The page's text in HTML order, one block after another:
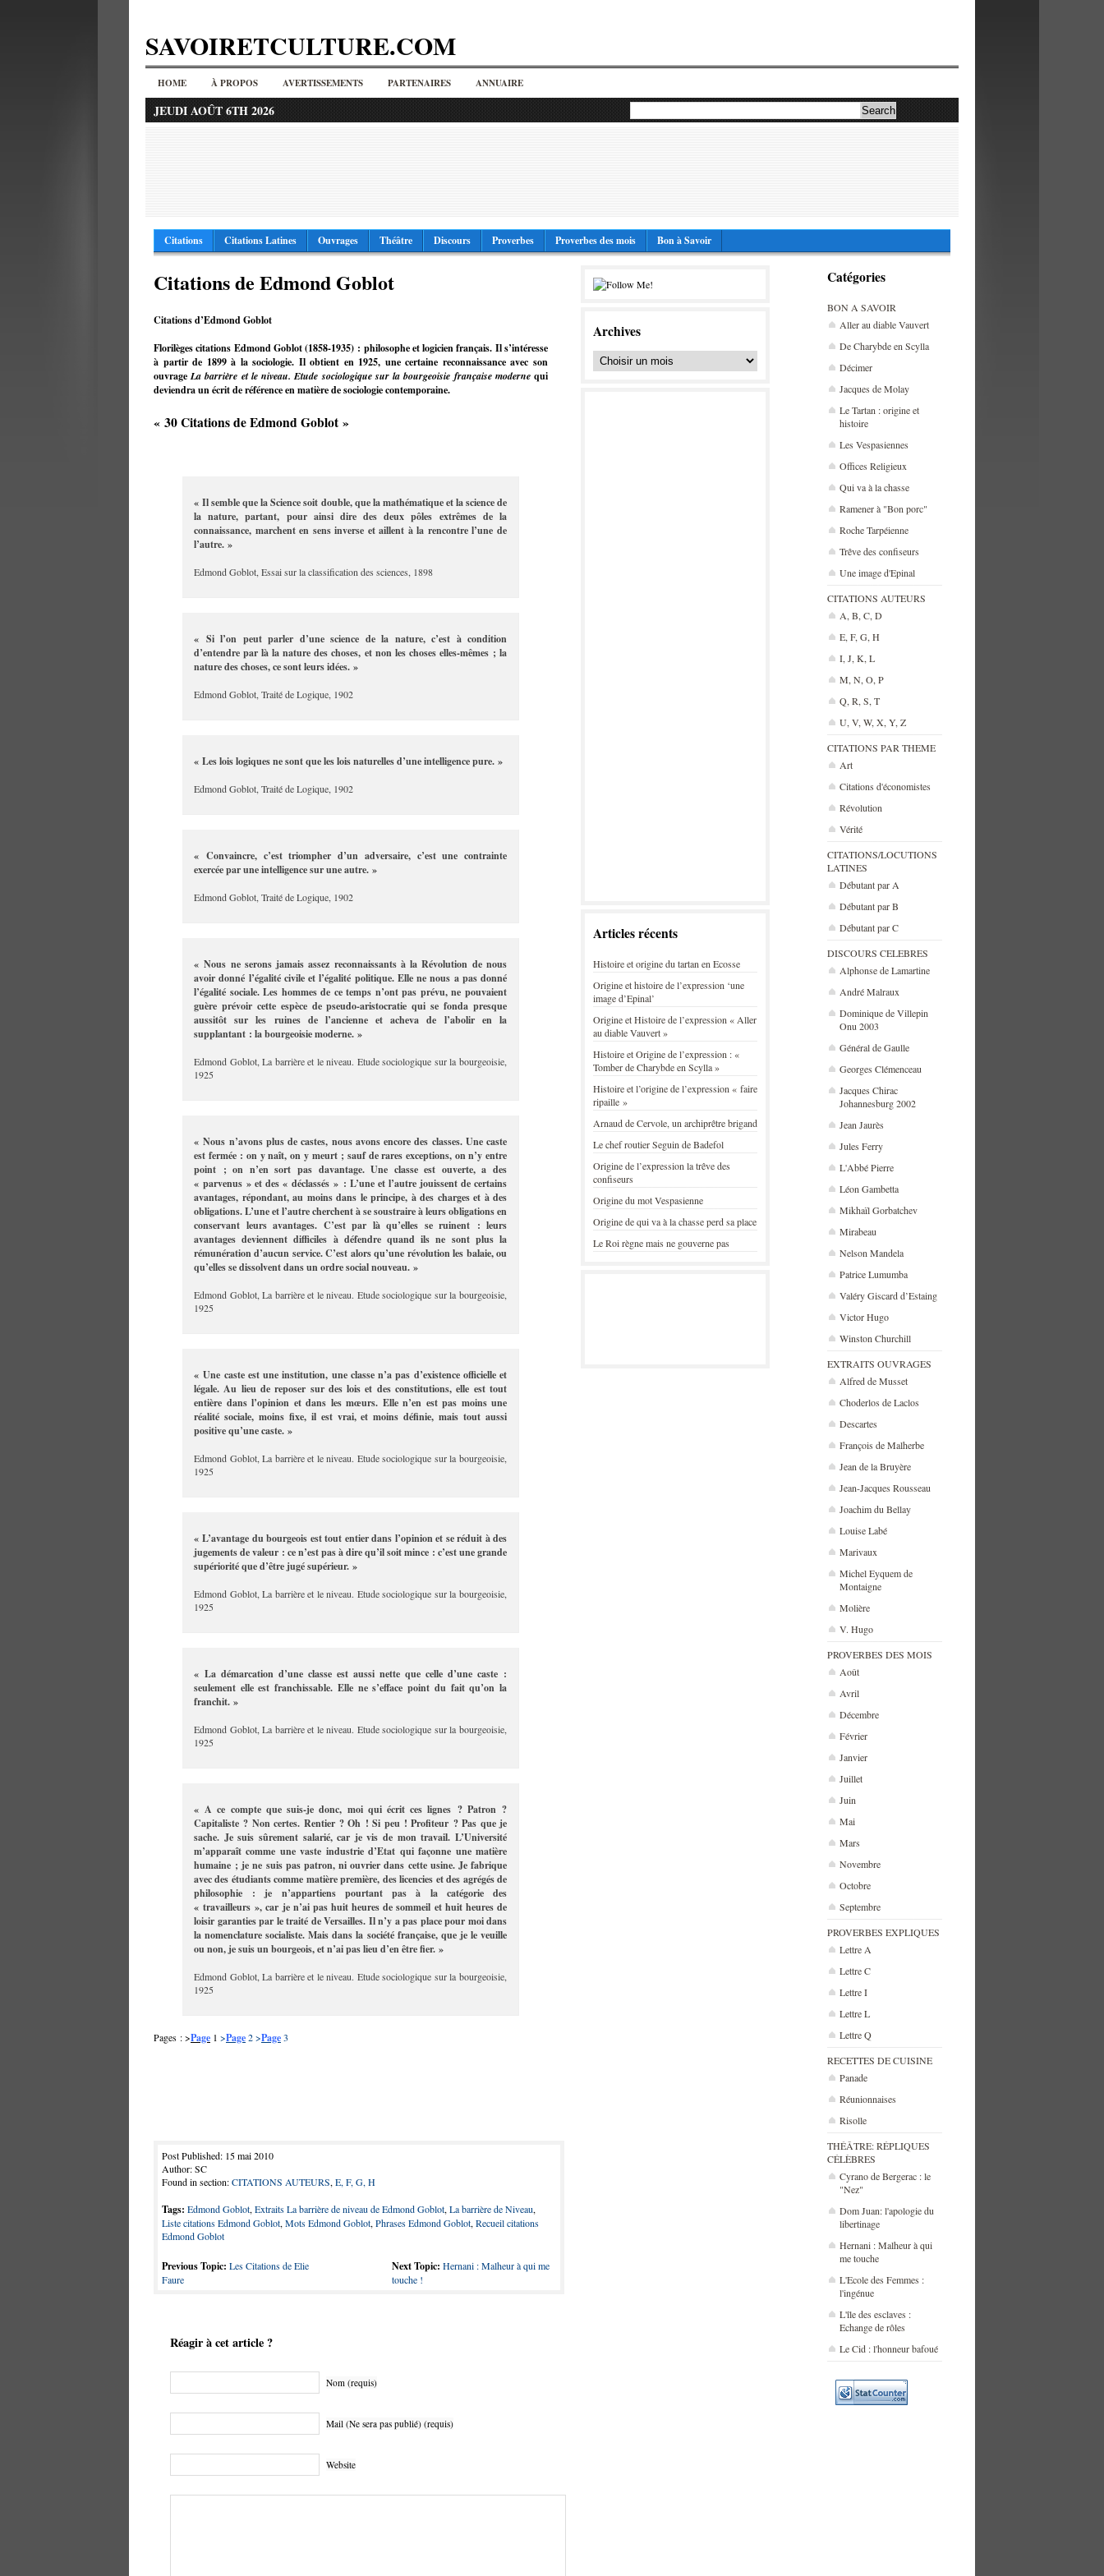
SAVOIRETCULTURE.COM
HOME À PROPOS AVERTISSEMENTS PARTENAIRES ANNUAIRE
JEUDI AOÛT 6TH 2026
Citations Citations Latines Ouvrages Théâtre Discours Proverbes Proverbes des mois Bon à Savoir
Catégories
BON A SAVOIR
Aller au diable Vauvert
De Charybde en Scylla
Décimer
Jacques de Molay
Le Tartan : origine et
histoire
Les Vespasiennes
Offices Religieux
Qui va à la chasse
Ramener à "Bon porc"
Roche Tarpéienne
Trêve des confiseurs
Une image d'Epinal
CITATIONS AUTEURS
A, B, C, D
E, F, G, H
I, J, K, L
M, N, O, P
Q, R, S, T
U, V, W, X, Y, Z
CITATIONS PAR THEME
Art
Citations d'économistes
Révolution
Vérité
CITATIONS/LOCUTIONS
LATINES
Débutant par A
Débutant par B
Débutant par C
DISCOURS CELEBRES
Alphonse de Lamartine
André Malraux
Dominique de Villepin
Onu 2003
Général de Gaulle
Georges Clémenceau
Jacques Chirac
Johannesburg 2002
Jean Jaurès
Jules Ferry
L'Abbé Pierre
Léon Gambetta
Mikhaïl Gorbatchev
Mirabeau
Nelson Mandela
Patrice Lumumba
Valéry Giscard d’Estaing
Victor Hugo
Winston Churchill
EXTRAITS OUVRAGES
Alfred de Musset
Choderlos de Laclos
Descartes
François de Malherbe
Jean de la Bruyère
Jean-Jacques Rousseau
Joachim du Bellay
Louise Labé
Marivaux
Michel Eyquem de
Montaigne
Molière
V. Hugo
PROVERBES DES MOIS
Août
Avril
Décembre
Février
Janvier
Juillet
Juin
Mai
Mars
Novembre
Octobre
Septembre
PROVERBES EXPLIQUES
Lettre A
Lettre C
Lettre I
Lettre L
Lettre Q
RECETTES DE CUISINE
Panade
Réunionnaises
Risolle
THÉÂTRE: RÉPLIQUES
CÉLÈBRES
Cyrano de Bergerac : le
"Nez"
Dom Juan: l'apologie du
libertinage
Hernani : Malheur à qui
me touche
L'Ecole des Femmes :
l'ingénue
L'île des esclaves :
Echange de rôles
Le Cid : l'honneur bafoué
Citations de Edmond Goblot
Citations d’Edmond Goblot
Florilèges citations Edmond Goblot (1858-1935) : philosophe et logicien français. Il s’intéresse
à partir de 1899 à la sociologie. Il obtient en 1925, une certaine reconnaissance avec son
ouvrageLa barrière et le niveau. Etude sociologique sur la bourgeoisie française modernequi
deviendra un écrit de référence en matière de sociologie contemporaine.
« 30 Citations de Edmond Goblot »
« Il semble que la Science soit double, que la mathématique et la science de
la nature, partant, pour ainsi dire des deux pôles extrêmes de la
connaissance, marchent en sens inverse et aillent à la rencontre l’une de
l’autre. »
Edmond Goblot, Essai sur la classification des sciences, 1898
« Si l’on peut parler d’une science de la nature, c’est à condition
d’entendre par là la nature des choses, et non les choses elles-mêmes ; la
nature des choses, ce sont leurs idées. »
Edmond Goblot, Traité de Logique, 1902
« Les lois logiques ne sont que les lois naturelles d’une intelligence pure. »
Edmond Goblot, Traité de Logique, 1902
« Convaincre, c’est triompher d’un adversaire, c’est une contrainte
exercée par une intelligence sur une autre. »
Edmond Goblot, Traité de Logique, 1902
« Nous ne serons jamais assez reconnaissants à la Révolution de nous
avoir donné l’égalité civile et l’égalité politique. Elle ne nous a pas donné
l’égalité sociale. Les hommes de ce temps n’ont pas prévu, ne pouvaient
guère prévoir cette espèce de pseudo-aristocratie qui se fonda presque
aussitôt sur les ruines de l’ancienne et acheva de l’abolir en la
supplantant : la bourgeoisie moderne. »
Edmond Goblot, La barrière et le niveau. Etude sociologique sur la bourgeoisie,
1925
« Nous n’avons plus de castes, nous avons encore des classes. Une caste
est fermée : on y naît, on y meurt ; sauf de rares exceptions, on n’y entre
point ; on n’en sort pas davantage. Une classe est ouverte, a des
« parvenus » et des « déclassés » : L’une et l’autre jouissent de certains
avantages, répondant, au moins dans le principe, à des charges et à des
obligations. L’une et l’autre cherchent à se soustraire à leurs obligations en
conservant leurs avantages. C’est par là qu’elles se ruinent : leurs
avantages deviennent difficiles à défendre quand ils ne sont plus la
rémunération d’aucun service. C’est alors qu’une révolution les balaie, ou
qu’elles se dissolvent dans un ordre social nouveau. »
Edmond Goblot, La barrière et le niveau. Etude sociologique sur la bourgeoisie,
1925
« Une caste est une institution, une classe n’a pas d’existence officielle et
légale. Au lieu de reposer sur des lois et des constitutions, elle est tout
entière dans l’opinion et dans les mœurs. Elle n’en est pas moins une
réalité sociale, moins fixe, il est vrai, et moins définie, mais tout aussi
positive qu’une caste. »
Edmond Goblot, La barrière et le niveau. Etude sociologique sur la bourgeoisie,
1925
« L’avantage du bourgeois est tout entier dans l’opinion et se réduit à des
jugements de valeur : ce n’est pas à dire qu’il soit mince : c’est une grande
supériorité que d’être jugé supérieur. »
Edmond Goblot, La barrière et le niveau. Etude sociologique sur la bourgeoisie,
1925
« La démarcation d’une classe est aussi nette que celle d’une caste :
seulement elle est franchissable. Elle ne s’efface point du fait qu’on la
franchit. »
Edmond Goblot, La barrière et le niveau. Etude sociologique sur la bourgeoisie,
1925
« A ce compte que suis-je donc, moi qui écrit ces lignes ? Patron ?
Capitaliste ? Non certes. Rentier ? Oh ! Si peu ! Profiteur ? Pas que je
sache. Je suis sûrement salarié, car je vis de mon travail. L’Université
m’apparaît comme une vaste industrie d’Etat qui façonne une matière
humaine ; je ne suis pas patron, ni ouvrier dans cette usine. Je fabrique
avec des étudiants comme matière première, des licencies et des agrégés de
philosophie : je n’appartiens pourtant pas à la catégorie des
« travailleurs », car je n’ai pas huit heures de sommeil et huit heures de
loisir garanties par le traité de Versailles. Il n’y a pas place pour moi dans
la nomenclature socialiste. Mais dans la société française, que je le veuille
ou non, je suis un bourgeois, et n’ai pas lieu d’en être fier. »
Edmond Goblot, La barrière et le niveau. Etude sociologique sur la bourgeoisie,
1925
Pages : >Page 1 >Page2>Page3
Post Published: 15 mai 2010
Author: SC
Found in section:CITATIONS AUTEURS, E, F, G, H
Tags: Edmond Goblot, Extraits La barrière de niveau de Edmond Goblot, La barrière de Niveau,
Liste citations Edmond Goblot, Mots Edmond Goblot, Phrases Edmond Goblot, Recueil citations
Edmond Goblot
Previous Topic: Les Citations de Elie
Faure
Next Topic: Hernani : Malheur à qui me
touche !
Réagir à cet article ?
Nom (requis)
Mail (Ne sera pas publié) (requis)
Website
Archives
Articles récents
Histoire et origine du tartan en Ecosse
Origine et histoire de l’expression ‘une
image d’Epinal’
Origine et Histoire de l’expression « Aller
au diable Vauvert »
Histoire et Origine de l’expression : «
Tomber de Charybde en Scylla »
Histoire et l’origine de l’expression « faire
ripaille »
Arnaud de Cervole, un archiprêtre brigand
Le chef routier Seguin de Badefol
Origine de l’expression la trêve des
confiseurs
Origine du mot Vespasienne
Origine de qui va à la chasse perd sa place
Le Roi règne mais ne gouverne pas